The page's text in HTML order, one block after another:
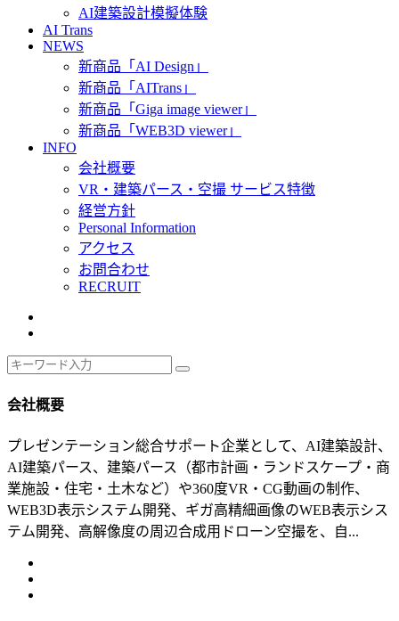
AI建築設計模擬体験
AI Trans
NEWS
新商品「AI Design」
新商品「AITrans」
新商品「Giga image viewer」
新商品「WEB3D viewer」
INFO
会社概要
VR・建築パース・空撮 サービス特徴
経営方針
Personal Information
アクセス
お問合わせ
RECRUIT
会社概要
プレゼンテーション総合サポート企業として、AI建築設計、
AI建築パース、建築パース（都市計画・ランドスケープ・商
業施設・住宅・土木など）や360度VR・CG動画の制作、
WEB3D表示システム開発、ギガ高精細画像のWEB表示シス
テム開発、高解像度の周辺合成用ドローン空撮を、自...